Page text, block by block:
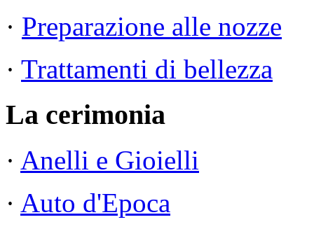
· Preparazione alle nozze
· Trattamenti di bellezza
La cerimonia
· Anelli e Gioielli
· Auto d'Epoca